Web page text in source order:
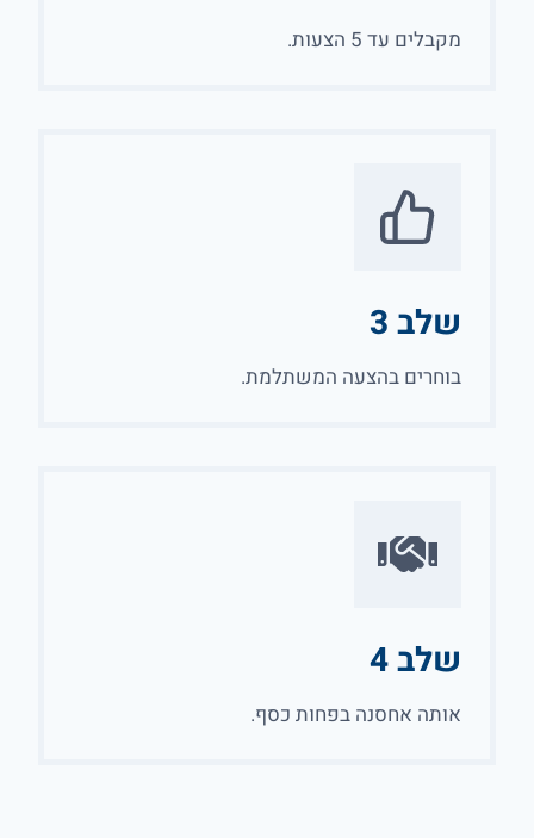
מקבלים עד 5 הצעות.
שלב 3
בוחרים בהצעה המשתלמת.
שלב 4
אותה אחסנה בפחות כסף.